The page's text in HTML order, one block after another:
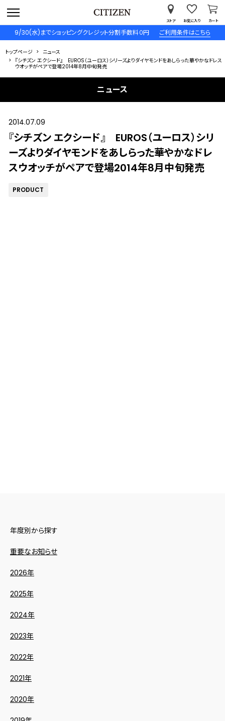
9/30(水)までショッピングクレジット分割手数料０円 ご利用条件はこちら
ストア お気に入り カート
トップページ
ニュース
『シチズン エクシード』 EUROS（ユーロス）シリーズよりダイヤモンドをあしらった華やかなドレス
ウオッチがペアで登場2014年8月中旬発売
ニュース
2014.07.09
『シチズン エクシード』 EUROS（ユーロス）シリ
ーズよりダイヤモンドをあしらった華やかなドレ
スウオッチがペアで登場2014年8月中旬発売
PRODUCT
年度別から探す
重要なお知らせ
2026年
2025年
2024年
2023年
2022年
2021年
2020年